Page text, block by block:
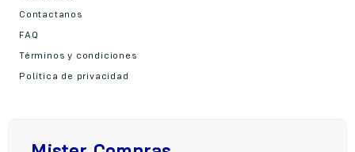
Contactanos
FAQ
Términos y condiciones
Política de privacidad